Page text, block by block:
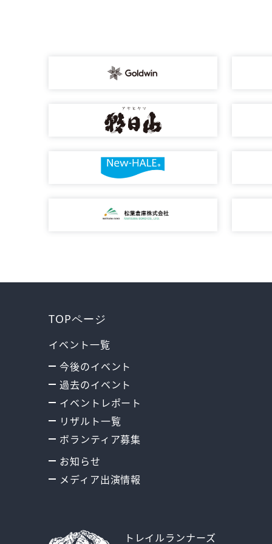
TOPページ
イベント一覧
今後のイベント
過去のイベント
イベントレポート
リザルト一覧
ボランティア募集
お知らせ
メディア出演情報
トレイルランナーズ